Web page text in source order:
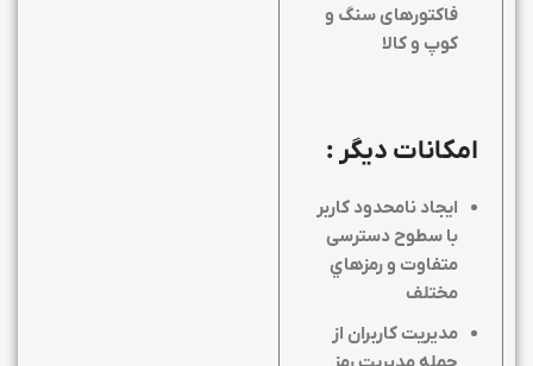
فاکتورهای سنگ و
کوپ و کالا
امکانات دیگر :
ايجاد نامحدود كاربر
با سطوح دسترسی
متفاوت و رمزهاي
مختلف
مدیریت کاربران از